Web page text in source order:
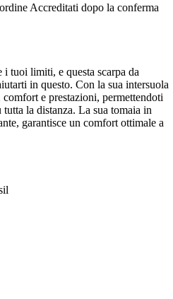
Accreditati dopo la conferma
i tuoi limiti, e questa scarpa da
in questo. Con la sua intersuola
e prestazioni, permettendoti
la distanza. La sua tomaia in
garantisce un comfort ottimale a